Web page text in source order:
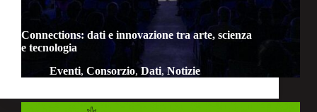
Connections: dati e innovazione tra arte, scienza
e tecnologia
Eventi, Consorzio,Dati, Notizie